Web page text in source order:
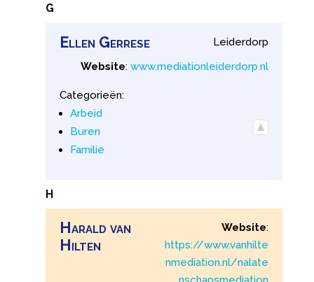
G
Ellen Gerrese
Leiderdorp
Website: www.mediationleiderdorp.nl
Categorieën:
Arbeid
Buren
Familie
H
Harald van
Hilten
Website:
https://www.vanhilte
nmediation.nl/nalate